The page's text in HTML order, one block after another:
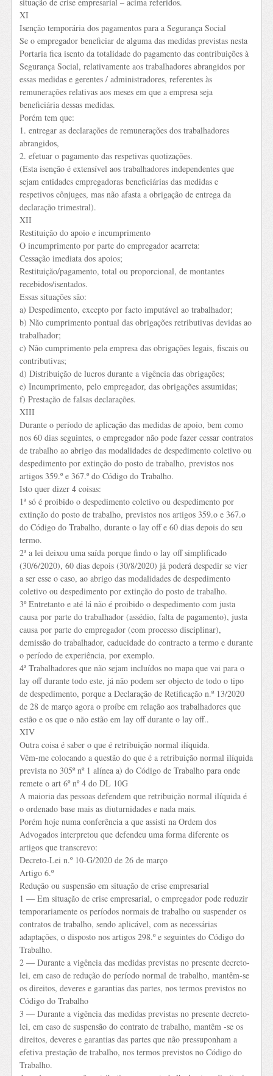
XI
Isenção temporária dos pagamentos para a Segurança Social
Se o empregador beneficiar de alguma das medidas previstas nesta
Portaria fica isento da totalidade do pagamento das contribuições à
Segurança Social, relativamente aos trabalhadores abrangidos por
essas medidas e gerentes / administradores, referentes às
remunerações relativas aos meses em que a empresa seja
beneficiária dessas medidas.
Porém tem que:
1. entregar as declarações de remunerações dos trabalhadores
abrangidos,
2. efetuar o pagamento das respetivas quotizações.
(Esta isenção é extensível aos trabalhadores independentes que
sejam entidades empregadoras beneficiárias das medidas e
respetivos cônjuges, mas não afasta a obrigação de entrega da
declaração trimestral).
XII
Restituição do apoio e incumprimento
O incumprimento por parte do empregador acarreta:
Cessação imediata dos apoios;
Restituição/pagamento, total ou proporcional, de montantes
recebidos/isentados.
Essas situações são:
a) Despedimento, excepto por facto imputável ao trabalhador;
b) Não cumprimento pontual das obrigações retributivas devidas ao
trabalhador;
c) Não cumprimento pela empresa das obrigações legais, fiscais ou
contributivas;
d) Distribuição de lucros durante a vigência das obrigações;
e) Incumprimento, pelo empregador, das obrigações assumidas;
f) Prestação de falsas declarações.
XIII
Durante o período de aplicação das medidas de apoio, bem como
nos 60 dias seguintes, o empregador não pode fazer cessar contratos
de trabalho ao abrigo das modalidades de despedimento coletivo ou
despedimento por extinção do posto de trabalho, previstos nos
artigos 359.º e 367.º do Código do Trabalho.
Isto quer dizer 4 coisas:
1ª só é proibido o despedimento coletivo ou despedimento por
extinção do posto de trabalho, previstos nos artigos 359.o e 367.o
do Código do Trabalho, durante o lay off e 60 dias depois do seu
termo.
2ª a lei deixou uma saída porque findo o lay off simplificado
(30/6/2020), 60 dias depois (30/8/2020) já poderá despedir se vier
a ser esse o caso, ao abrigo das modalidades de despedimento
coletivo ou despedimento por extinção do posto de trabalho.
3º Entretanto e até lá não é proibido o despedimento com justa
causa por parte do trabalhador (assédio, falta de pagamento), justa
causa por parte do empregador (com processo disciplinar),
demissão do trabalhador, caducidade do contracto a termo e durante
o período de experiência, por exemplo.
4ª Trabalhadores que não sejam incluídos no mapa que vai para o
lay off durante todo este, já não podem ser objecto de todo o tipo
de despedimento, porque a Declaração de Retificação n.º 13/2020
de 28 de março agora o proíbe em relação aos trabalhadores que
estão e os que o não estão em lay off durante o lay off..
XIV
Outra coisa é saber o que é retribuição normal ilíquida.
Vêm-me colocando a questão do que é a retribuição normal ilíquida
prevista no 305º nº 1 alínea a) do Código de Trabalho para onde
remete o art 6º nº 4 do DL 10G
A maioria das pessoas defendem que retribuição normal ilíquida é
o ordenado base mais as diuturnidades e nada mais.
Porém hoje numa conferência a que assisti na Ordem dos
Advogados interpretou que defendeu uma forma diferente os
artigos que transcrevo:
Decreto-Lei n.º 10-G/2020 de 26 de março
Artigo 6.º
Redução ou suspensão em situação de crise empresarial
1 — Em situação de crise empresarial, o empregador pode reduzir
temporariamente os períodos normais de trabalho ou suspender os
contratos de trabalho, sendo aplicável, com as necessárias
adaptações, o disposto nos artigos 298.º e seguintes do Código do
Trabalho.
2 — Durante a vigência das medidas previstas no presente decreto-
lei, em caso de redução do período normal de trabalho, mantêm-se
os direitos, deveres e garantias das partes, nos termos previstos no
Código do Trabalho
3 — Durante a vigência das medidas previstas no presente decreto-
lei, em caso de suspensão do contrato de trabalho, mantêm -se os
direitos, deveres e garantias das partes que não pressuponham a
efetiva prestação de trabalho, nos termos previstos no Código do
Trabalho.